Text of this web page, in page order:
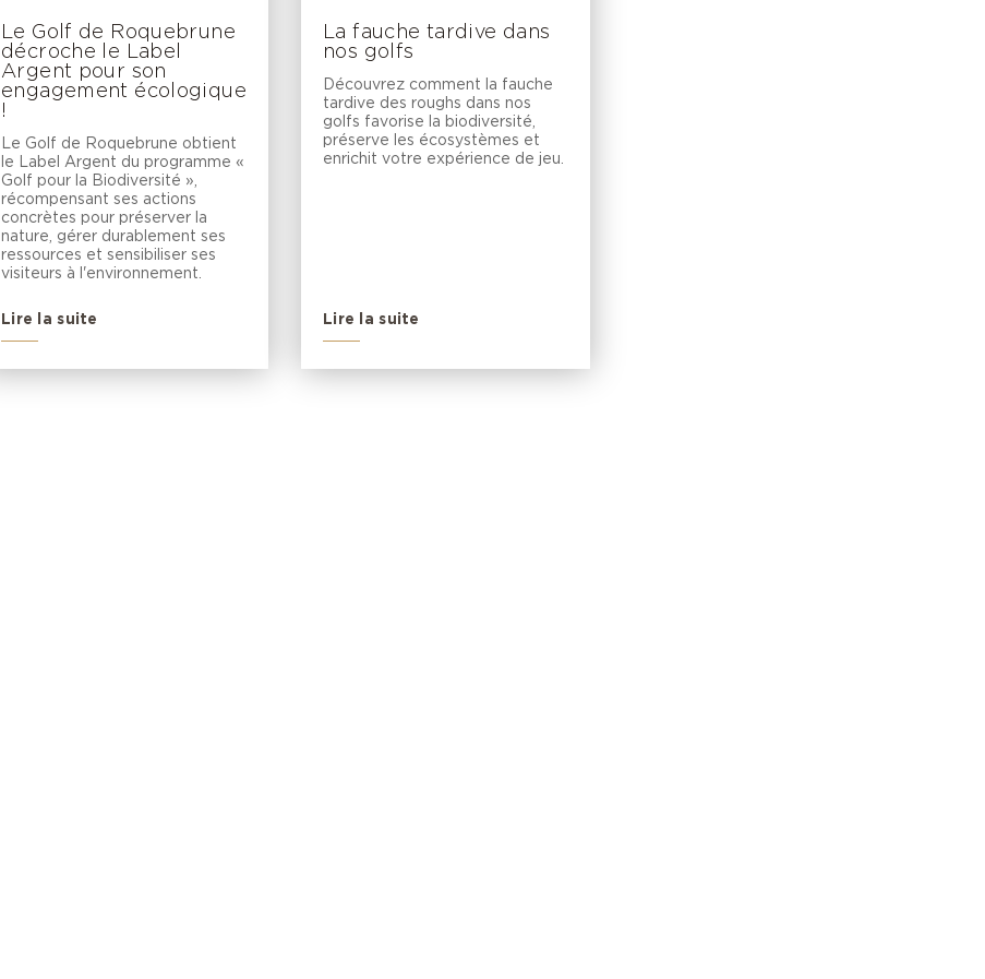
Le Golf de Roquebrune
décroche le Label
Argent pour son
engagement écologique
!
Le Golf de Roquebrune obtient
le Label Argent du programme «
Golf pour la Biodiversité »,
récompensant ses actions
concrètes pour préserver la
nature, gérer durablement ses
ressources et sensibiliser ses
visiteurs à l'environnement.
Lire la suite
La fauche tardive dans
nos golfs
Découvrez comment la fauche
tardive des roughs dans nos
golfs favorise la biodiversité,
préserve les écosystèmes et
enrichit votre expérience de jeu.
Lire la suite